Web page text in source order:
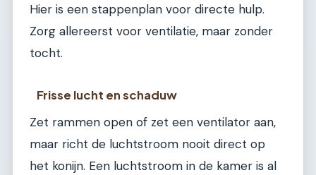
Hier is een stappenplan voor directe hulp.
Zorg allereerst voor ventilatie, maar zonder
tocht.
Frisse lucht en schaduw
Zet rammen open of zet een ventilator aan,
maar richt de luchtstroom nooit direct op
het konijn. Een luchtstroom in de kamer is al